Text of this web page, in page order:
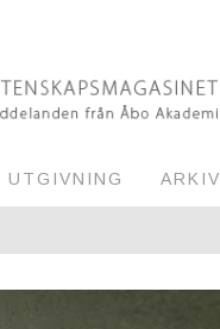
UTGIVNING ARKIV